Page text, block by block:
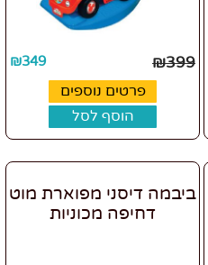
₪399
₪349
פרטים נוספים
הוסף לסל
ביבמה דיסני מפוארת מוט
דחיפה מכוניות